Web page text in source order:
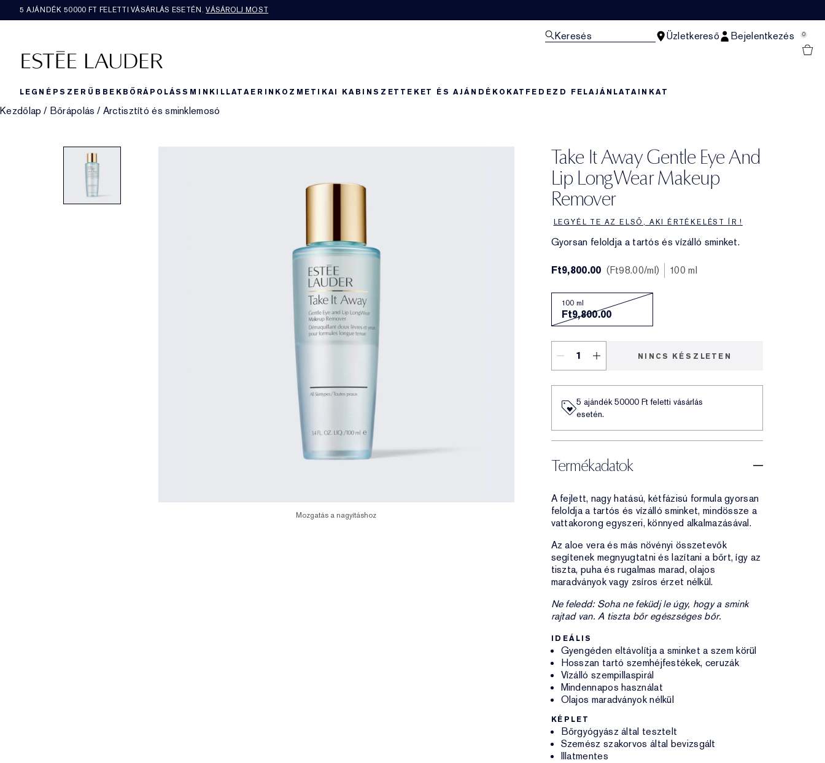
5 AJÁNDÉK 50000​ FT FELETTI VÁSÁRLÁS ESETÉN.VÁSÁROLJ MOST
Keresés Üzletkereső Bejelentkezés 0
LEGNÉPSZERŰBBEKBŐRÁPOLÁSSMINKILLATAERIN KOZMETIKAI KABINSZETTEKET ÉS AJÁNDÉKOKAT FEDEZD FELAJÁNLATAINKAT
Kezdőlap / Bőrápolás / Arctisztító és sminklemosó
Take It Away Gentle Eye And
Lip LongWear Makeup
Remover
LEGYÉL TE AZ ELSŐ, AKI ÉRTÉKELÉST ÍR !
Gyorsan feloldja a tartós és vízálló sminket.
Mozgatás a nagyításhoz
Ft9,800.00 Ft98.00/ml 100 ml
100 ml
Ft9,800.00
NINCS KÉSZLETEN
5 ajándék 50000​ Ft feletti vásárlás
esetén.
Termékadatok
A fejlett, nagy hatású, kétfázisú formula gyorsan
feloldja a tartós és vízálló sminket, mindössze a
vattakorong egyszeri, könnyed alkalmazásával.
Az aloe vera és más növényi összetevők
segítenek megnyugtatni és lazítani a bőrt, így az
tiszta, puha és rugalmas marad, olajos
maradványok vagy zsíros érzet nélkül.
Ne feledd: Soha ne feküdj le úgy, hogy a smink
rajtad van. A tiszta bőr egészséges bőr.
IDEÁLIS
Gyengéden eltávolítja a sminket a szem körül
Hosszan tartó szemhéjfestékek, ceruzák
Vízálló szempillaspirál
Mindennapos használat
Olajos maradványok nélkül
KÉPLET
Bőrgyógyász által tesztelt
Szemész szakorvos által bevizsgált
Illatmentes